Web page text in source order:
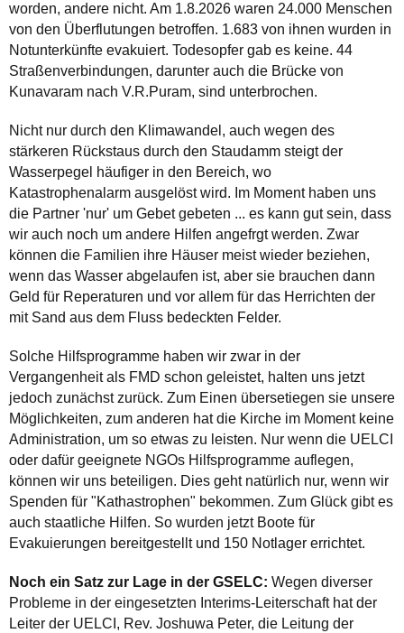
worden, andere nicht. Am 1.8.2026 waren 24.000 Menschen
von den Überflutungen betroffen. 1.683 von ihnen wurden in
Notunterkünfte evakuiert. Todesopfer gab es keine. 44
Straßenverbindungen, darunter auch die Brücke von
Kunavaram nach V.R.Puram, sind unterbrochen.
Nicht nur durch den Klimawandel, auch wegen des
stärkeren Rückstaus durch den Staudamm steigt der
Wasserpegel häufiger in den Bereich, wo
Katastrophenalarm ausgelöst wird. Im Moment haben uns
die Partner 'nur' um Gebet gebeten ... es kann gut sein, dass
wir auch noch um andere Hilfen angefrgt werden. Zwar
können die Familien ihre Häuser meist wieder beziehen,
wenn das Wasser abgelaufen ist, aber sie brauchen dann
Geld für Reperaturen und vor allem für das Herrichten der
mit Sand aus dem Fluss bedeckten Felder.
Solche Hilfsprogramme haben wir zwar in der
Vergangenheit als FMD schon geleistet, halten uns jetzt
jedoch zunächst zurück. Zum Einen übersetiegen sie unsere
Möglichkeiten, zum anderen hat die Kirche im Moment keine
Administration, um so etwas zu leisten. Nur wenn die UELCI
oder dafür geeignete NGOs Hilfsprogramme auflegen,
können wir uns beteiligen. Dies geht natürlich nur, wenn wir
Spenden für "Kathastrophen" bekommen. Zum Glück gibt es
auch staatliche Hilfen. So wurden jetzt Boote für
Evakuierungen bereitgestellt und 150 Notlager errichtet.
Noch ein Satz zur Lage in der GSELC: Wegen diverser
Probleme in der eingesetzten Interims-Leiterschaft hat der
Leiter der UELCI, Rev. Joshuwa Peter, die Leitung der